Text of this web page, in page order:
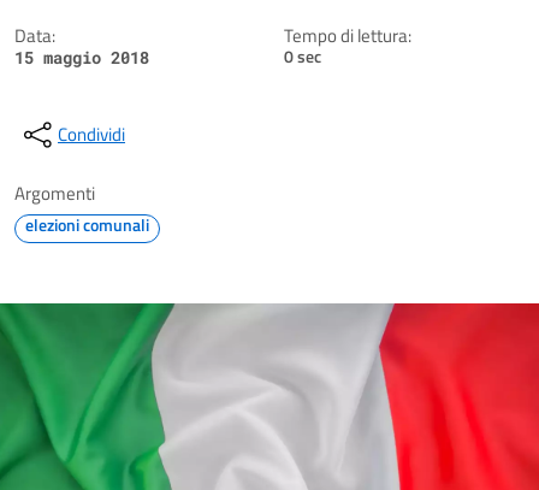
Data:
15 maggio 2018
Tempo di lettura:
0 sec
Condividi
Argomenti
elezioni comunali